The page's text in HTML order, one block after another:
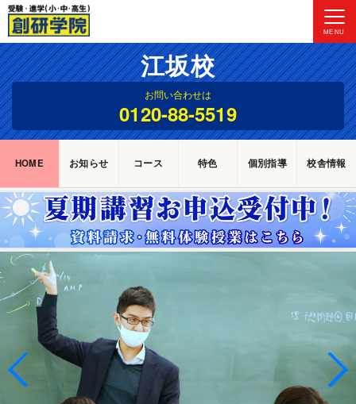
MENU
江坂校
お問い合わせは
0120-88-5519
HOME お知らせ コース 特色 個別指導 校舎情報